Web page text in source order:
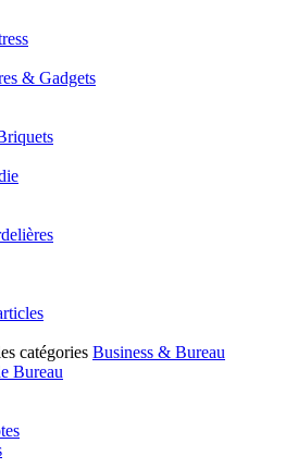
& Gadgets
catégories Business & Bureau
Bureau